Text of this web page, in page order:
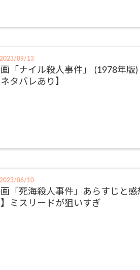
09/13
「ナイル殺人事件」 (1978年版
タバレあり】
06/10
「死海殺人事件」あらすじと感
ミスリードが狙いすぎ